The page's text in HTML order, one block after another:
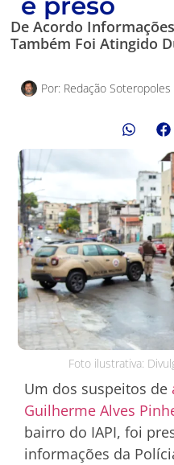
De Acordo
Também Foi Atingido
Por: Redação Soteropoles
Foto ilustrativa:
Um dos suspeitos de
Guilherme Alves
bairro do IAPI, foi
informações da